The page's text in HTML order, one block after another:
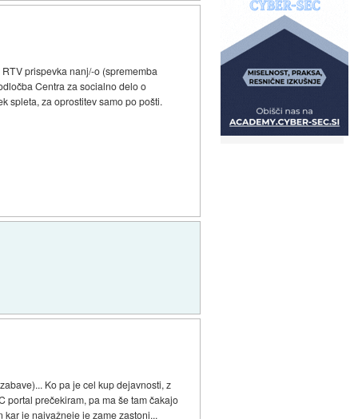
prispevka nanj/-o (sprememba
Centra za socialno delo o
spleta, za oprostitev samo po pošti.
Ko pa je cel kup dejavnosti, z
portal prečekiram, pa ma še tam čakajo
je najvažneje je zame zastonj...